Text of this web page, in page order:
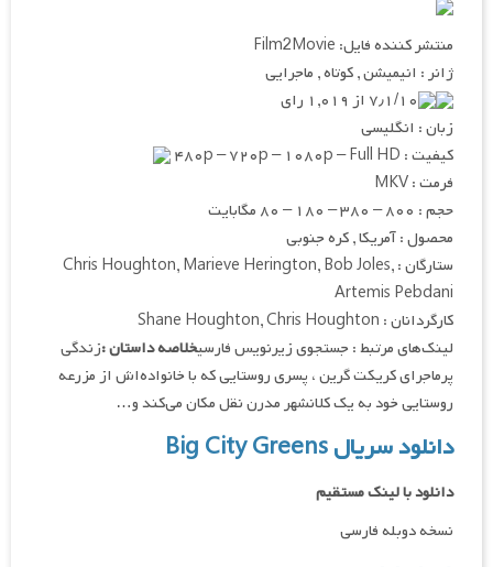
منتشر کننده فایل: Film2Movie
ژانر : انیمیشن , کوتاه , ماجرایی
۷٫۱/۱۰ از ۱,۰۱۹ رای
زبان : انگلیسی
کیفیت : ۴۸۰p – ۷۲۰p – ۱۰۸۰p – Full HD
فرمت : MKV
حجم : ۸۰۰ – ۳۸۰ – ۱۸۰ – ۸۰ مگابایت
محصول : آمریکا , کره جنوبی
ستارگان : Chris Houghton, Marieve Herington, Bob Joles,
Artemis Pebdani
کارگردانان : Shane Houghton, Chris Houghton
لینک‌های مرتبط : جستجوی زیرنویس فارسیخلاصه داستان :زندگی
پرماجرای کریکت گرین ، پسری روستایی که با خانواده‌اش از مزرعه
روستایی خود به یک کلانشهر مدرن نقل مکان می‌کند و…
دانلود سریال Big City Greens
دانلود با لینک مستقیم
نسخه دوبله فارسی